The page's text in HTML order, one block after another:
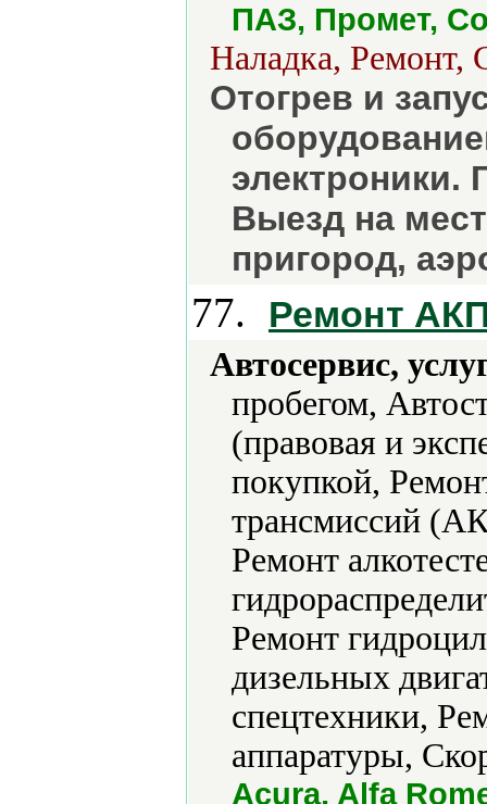
ПАЗ, Промет,
Наладка, Ремонт,
Отогрев и
электроники.
Выезд на
пригород,
77. Ремонт
Автосервис,
пробегом,
(правовая и
покупкой,
трансмиссий
Ремонт
Ремонт
дизельных
спецтехники,
аппаратуры,
Acura, Alfa